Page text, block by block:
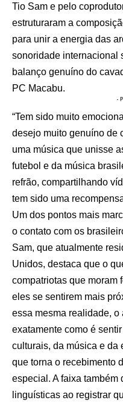
Tio Sam e pelo
estruturaram a
para unir a energia das
sonoridade internacional
balanço genuíno do
PC Macabu.
-
“Tem sido muito
desejo muito genuíno de
uma música que unisse
futebol e da música
refrão, compartilhando
tem sido uma
Um dos pontos mais
o contato com os
Sam, que atualmente
Unidos, destaca que o
compatriotas que moram
eles se sentirem mais
essa mesma realidade,
exatamente como é
culturais, da música e da
que torna o recebimento
especial. A faixa também
linguísticas ao registrar